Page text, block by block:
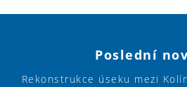
Poslední
Rekonstrukce úseku mezi